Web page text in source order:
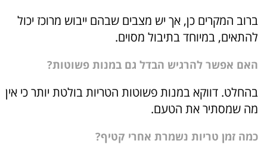
ברוב המקרים כן, אך יש מצבים שבהם ייבוש מרוכז יכול
להתאים, במיוחד בתיבול מסוים.
האם אפשר להרגיש הבדל גם במנות פשוטות?
בהחלט. דווקא במנות פשוטות הטריות בולטת יותר כי אין
מה שמסתיר את הטעם.
כמה זמן טריות נשמרת אחרי קטיף?